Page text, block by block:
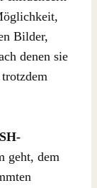
Bilder,
denen sie
geht, dem